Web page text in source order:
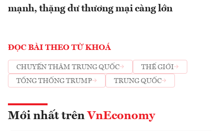
mạnh, thặng dư thương mại càng lớn
ĐỌC BÀI THEO TỪ KHOÁ
CHUYẾN THĂM TRUNG QUỐC
THẾ GIỚI
TỔNG THỐNG TRUMP
TRUNG QUỐC
Mới nhất trên VnEconomy